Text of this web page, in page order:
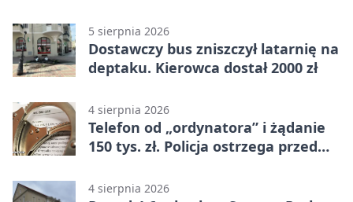
5 sierpnia 2026
Dostawczy bus zniszczył latarnię na
deptaku. Kierowca dostał 2000 zł
4 sierpnia 2026
Telefon od „ordynatora” i żądanie
150 tys. zł. Policja ostrzega przed
4 sierpnia 2026